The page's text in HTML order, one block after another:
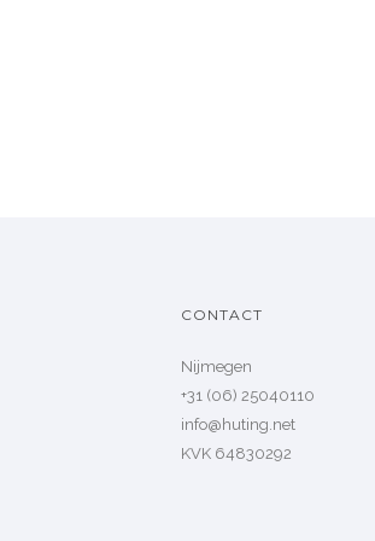
CONTACT
Nijmegen
+31 (06) 25040110
info@huting.net
KVK 64830292